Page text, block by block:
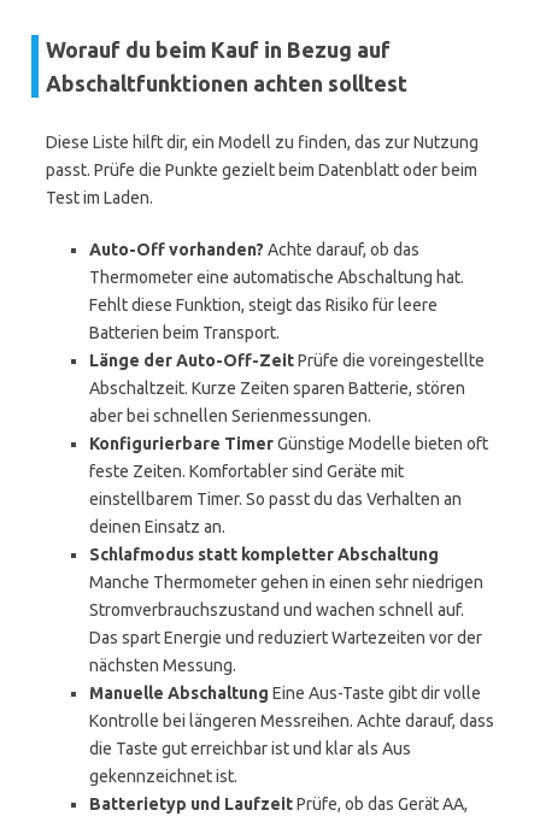
Worauf du beim Kauf in Bezug auf
Abschaltfunktionen achten solltest
Diese Liste hilft dir, ein Modell zu finden, das zur Nutzung
passt. Prüfe die Punkte gezielt beim Datenblatt oder beim
Test im Laden.
Auto-Off vorhanden? Achte darauf, ob das
Thermometer eine automatische Abschaltung hat.
Fehlt diese Funktion, steigt das Risiko für leere
Batterien beim Transport.
Länge der Auto-Off-ZeitPrüfe die voreingestellte
Abschaltzeit. Kurze Zeiten sparen Batterie, stören
aber bei schnellen Serienmessungen.
Konfigurierbare TimerGünstige Modelle bieten oft
feste Zeiten. Komfortabler sind Geräte mit
einstellbarem Timer. So passt du das Verhalten an
deinen Einsatz an.
Schlafmodus statt kompletter Abschaltung
Manche Thermometer gehen in einen sehr niedrigen
Stromverbrauchszustand und wachen schnell auf.
Das spart Energie und reduziert Wartezeiten vor der
nächsten Messung.
Manuelle Abschaltung Eine Aus-Taste gibt dir volle
Kontrolle bei längeren Messreihen. Achte darauf, dass
die Taste gut erreichbar ist und klar als Aus
gekennzeichnet ist.
Batterietyp und LaufzeitPrüfe, ob das Gerät AA,